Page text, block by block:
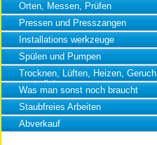
Orten, Messen, Prüfen
Pressen und Presszangen
Installations werkzeuge
Spülen und Pumpen
Trocknen, Lüften, Heizen, Geruch
neutralisierung
Was man sonst noch braucht
Staubfreies Arbeiten
Abverkauf